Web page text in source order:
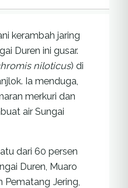
kerambah jaring
Duren ini gusar.
niloticus) di
Ia menduga,
merkuri dan
air Sungai
dari 60 persen
Duren, Muaro
Pematang Jering,